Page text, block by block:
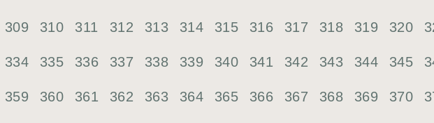
309 310 311 312 313 314 315 316 317 318 319 320
334 335 336 337 338 339 340 341 342 343 344 345
359 360 361 362 363 364 365 366 367 368 369 370